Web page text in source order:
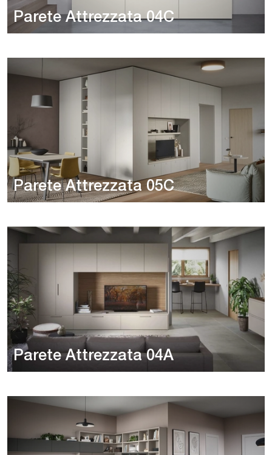
Parete Attrezzata 04C
Parete Attrezzata 05C
Parete Attrezzata 04A